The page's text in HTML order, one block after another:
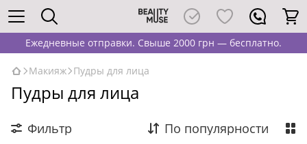
Ежедневные отправки. Свыше 2000 грн — бесплатно.
Макияж Пудры для лица
Пудры для лица
Фильтр По популярности